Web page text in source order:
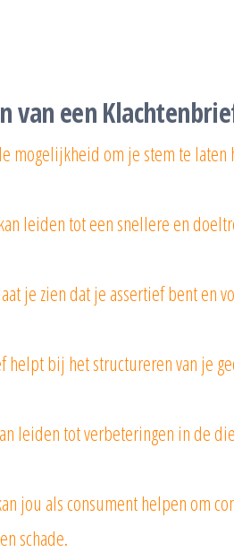
van een
mogelijkheid om je stem te laten
leiden tot een snellere en
je zien dat je assertief bent en
bij het structureren van je
leiden tot verbeteringen in de
jou als consument helpen om
schade.